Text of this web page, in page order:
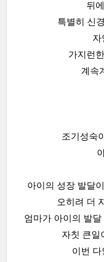
뒤
특별히 신
자
가지런
계속
조기성숙
아이의 성장 발달
오히려 더
엄마가 아이의 발
자칫 큰일
이번 다